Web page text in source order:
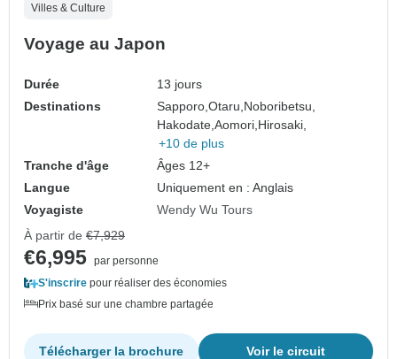
Villes & Culture
Voyage au Japon
Durée
13 jours
Destinations
Sapporo,Otaru, Noboribetsu,
Hakodate,Aomori, Hirosaki,
+10 de plus
Tranche d'âge
Âges 12+
Langue
Uniquement en : Anglais
Voyagiste
Wendy Wu Tours
À partir de €7,929
€6,995 par personne
S'inscrire pour réaliser des économies
Prix basé sur une chambre partagée
Voir le circuit
Télécharger la brochure